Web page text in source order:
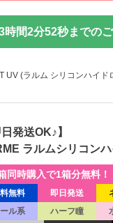
時間2分50秒までの
UV (ラルム シリコンハイド
日発送OK♪】
ラルムシリコン
無料 即日発送
ール系
ハーフ瞳
同時購入で1箱分無料！